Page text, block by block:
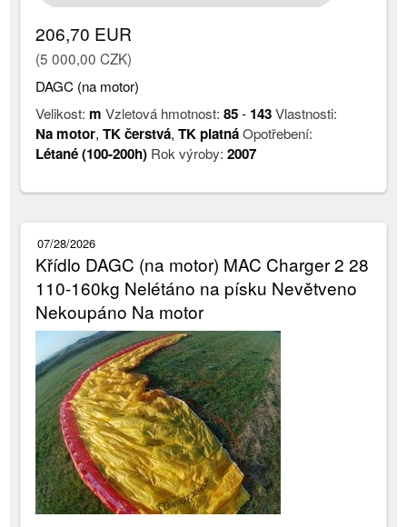
206,70 EUR
(5 000,00 CZK)
DAGC (na motor)
Velikost: m Vzletová hmotnost:85- 143Vlastnosti:
Na motor,TK čerstvá,TK platnáOpotřebení:
Létané (100-200h) Rok výroby:2007
07/28/2026
Křídlo DAGC (na motor) MAC Charger 2 28
110-160kg Nelétáno na písku Nevětveno
Nekoupáno Na motor